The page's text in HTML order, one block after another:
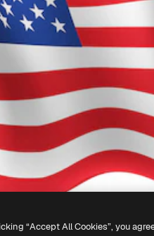
“Accept All Cookies”, you